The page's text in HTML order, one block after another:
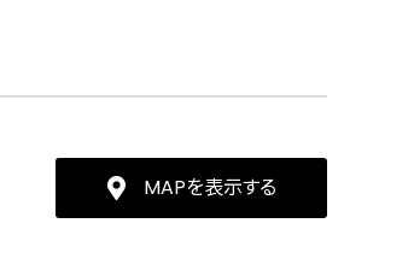
MAPを表示する